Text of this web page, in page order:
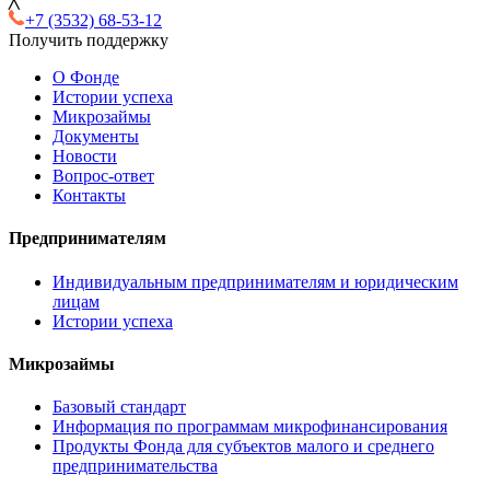
+7 (3532) 68-53-12
Получить поддержку
О Фонде
Истории успеха
Микрозаймы
Документы
Новости
Вопрос-ответ
Контакты
Предпринимателям
Индивидуальным предпринимателям и юридическим
лицам
Истории успеха
Микрозаймы
Базовый стандарт
Информация по программам микрофинансирования
Продукты Фонда для субъектов малого и среднего
предпринимательства